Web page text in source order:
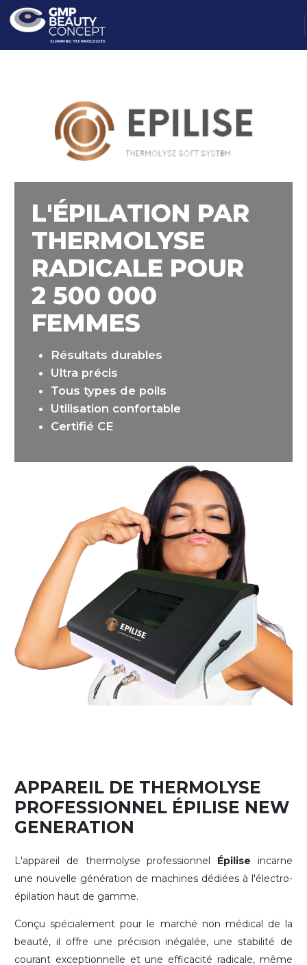
L'ÉPILATION PAR
THERMOLYSE
RADICALE POUR
2 500 000
FEMMES
Résultats durables
Ultra précis
Tous types de poils
Utilisation confortable
Certifié CE
APPAREIL DE THERMOLYSE
PROFESSIONNEL ÉPILISE NEW
GENERATION
L'appareil de thermolyse professionnel Épilise incarne
une nouvelle génération de machines dédiées à l'électro-
épilation haut de gamme.
Conçu spécialement pour le marché non médical de la
beauté, il offre une précision inégalée, une stabilité de
courant exceptionnelle et une efficacité radicale, même